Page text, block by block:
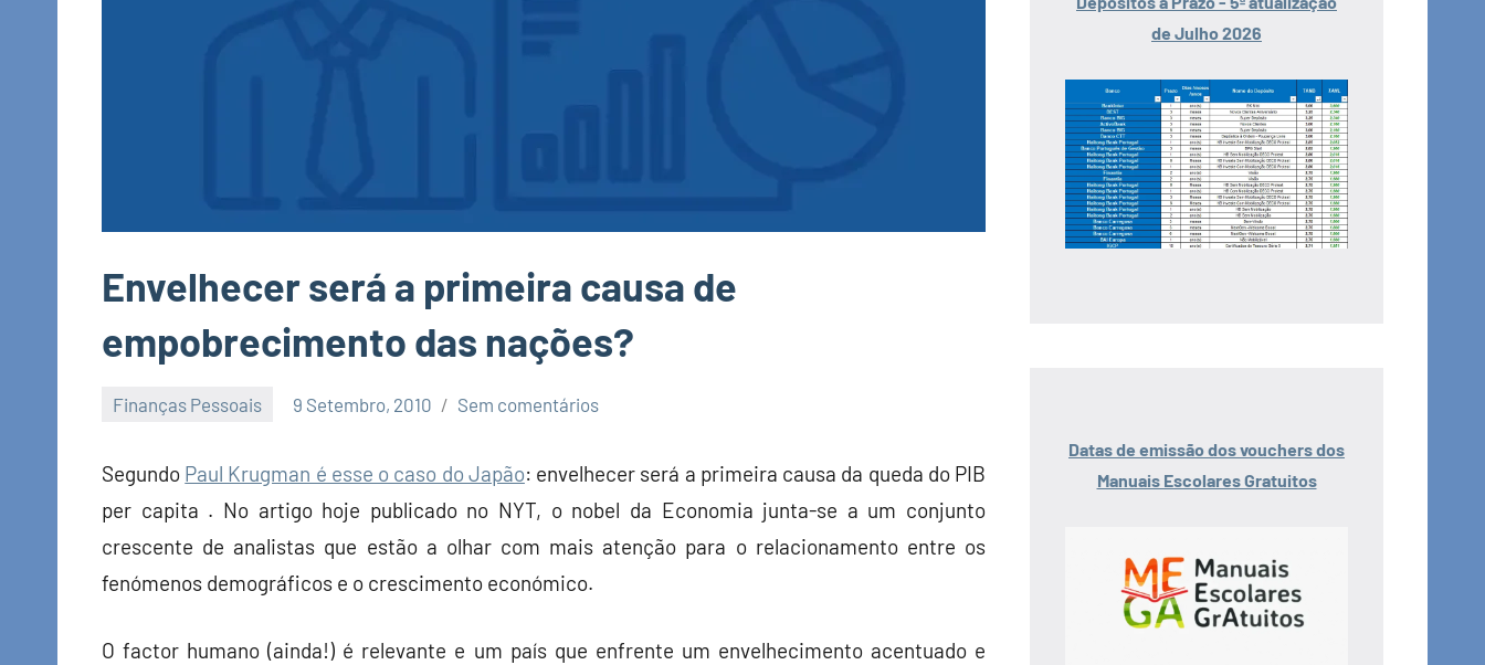
Envelhecer será a primeira causa de
empobrecimento das nações?
Finanças Pessoais 9 Setembro, 2010
Economia
Finanças
Sem comentários
Segundo Paul Krugman é esse o caso do Japão: envelhecer será a primeira causa da queda do PIB
per capita . No artigo hoje publicado no NYT, o nobel da Economia junta-se a um conjunto
crescente de analistas que estão a olhar com mais atenção para o relacionamento entre os
fenómenos demográficos e o crescimento económico.
O factor humano (ainda!) é relevante e um país que enfrente um envelhecimento acentuado e
de Julho 2026
Datas de emissão dos vouchers dos
Manuais Escolares Gratuitos